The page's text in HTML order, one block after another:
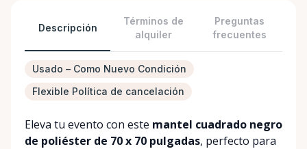
Descripción
Términos de
alquiler
Preguntas
frecuentes
Usado – Como Nuevo Condición
Flexible Política de cancelación
Eleva tu evento con este mantel cuadrado negro
de poliéster de 70 x 70 pulgadas, perfecto para